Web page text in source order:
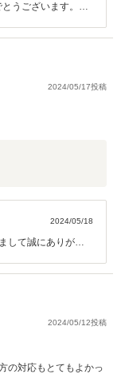
うございます。ま
ますので末永いお
2024/05/17投稿
2024/05/18
して誠にありがと
どでサポートして
願い致します。あ
2024/05/12投稿
の対応もとてもよかっ